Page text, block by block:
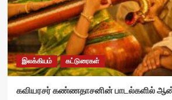
இலக்கியம் கட்டுரைகள்
கவியரசர் கண்ணதாசனின் பாடல்களில்